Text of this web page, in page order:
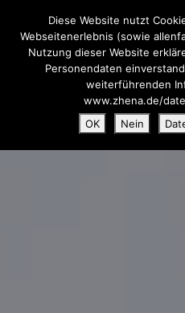
Diese Website nutzt
Webseitenerlebnis (sowie
Nutzung dieser Website
Personendaten
weiterführenden
www.zhena.de/
OK
Nein